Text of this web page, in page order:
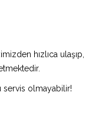
hızlıca ulaşıp,
servis olmayabilir!